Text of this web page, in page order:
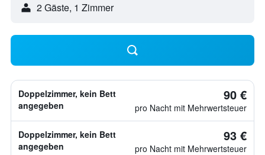
2 Gäste, 1 Zimmer
Doppelzimmer, kein Bett
angegeben
90 €
pro Nacht mit Mehrwertsteuer
Doppelzimmer, kein Bett
angegeben
93 €
pro Nacht mit Mehrwertsteuer